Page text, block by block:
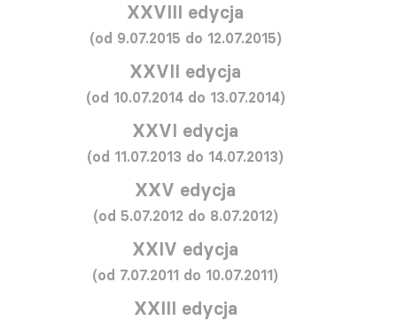
XXVIII edycja
(od 9.07.2015 do 12.07.2015)
XXVII edycja
(od 10.07.2014 do 13.07.2014)
XXVI edycja
(od 11.07.2013 do 14.07.2013)
XXV edycja
(od 5.07.2012 do 8.07.2012)
XXIV edycja
(od 7.07.2011 do 10.07.2011)
XXIII edycja